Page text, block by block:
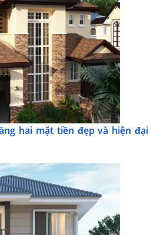
hai mặt tiền đẹp và hiện đại